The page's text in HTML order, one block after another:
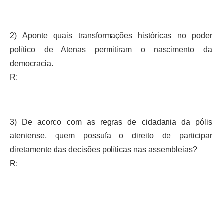
2) Aponte quais transformações históricas no poder
político de Atenas permitiram o nascimento da
democracia.
R:
3) De acordo com as regras de cidadania da pólis
ateniense, quem possuía o direito de participar
diretamente das decisões políticas nas assembleias?
R: